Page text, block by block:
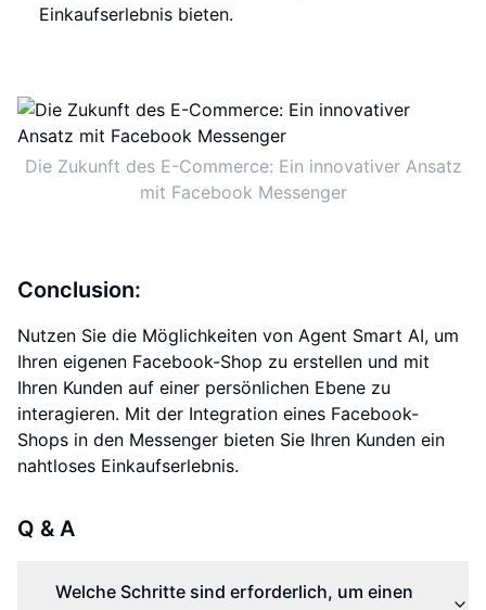
Einkaufserlebnis bieten.
Die Zukunft des E-Commerce: Ein innovativer Ansatz
mit Facebook Messenger
Conclusion:
Nutzen Sie die Möglichkeiten von Agent Smart AI, um
Ihren eigenen Facebook-Shop zu erstellen und mit
Ihren Kunden auf einer persönlichen Ebene zu
interagieren. Mit der Integration eines Facebook-
Shops in den Messenger bieten Sie Ihren Kunden ein
nahtloses Einkaufserlebnis.
Q & A
Welche Schritte sind erforderlich, um einen